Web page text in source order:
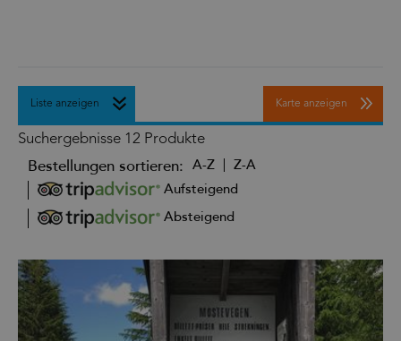
Liste anzeigen Karte anzeigen
Suchergebnisse 12 Produkte
Bestellungen sortieren: A-Z
Z-A
Aufsteigend
Absteigend